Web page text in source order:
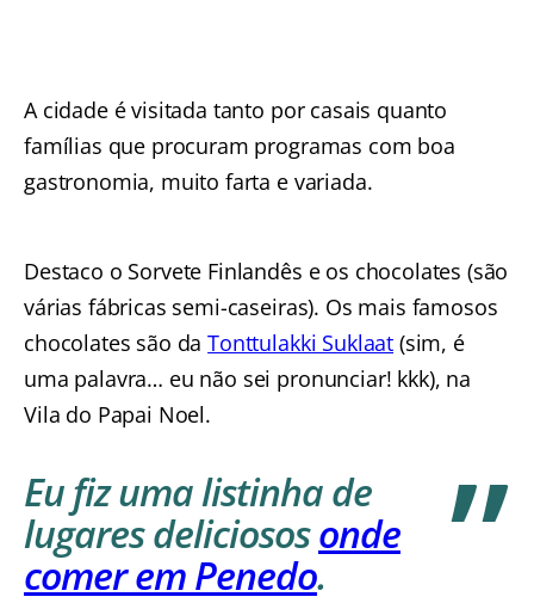
A cidade é visitada tanto por casais quanto
famílias que procuram programas com boa
gastronomia, muito farta e variada.
Destaco o Sorvete Finlandês e os chocolates (são
várias fábricas semi-caseiras). Os mais famosos
chocolates são daTonttulakki Suklaat (sim, é
uma palavra… eu não sei pronunciar! kkk), na
Vila do Papai Noel.
Eu fiz uma listinha de
lugares deliciososonde
comer em Penedo.